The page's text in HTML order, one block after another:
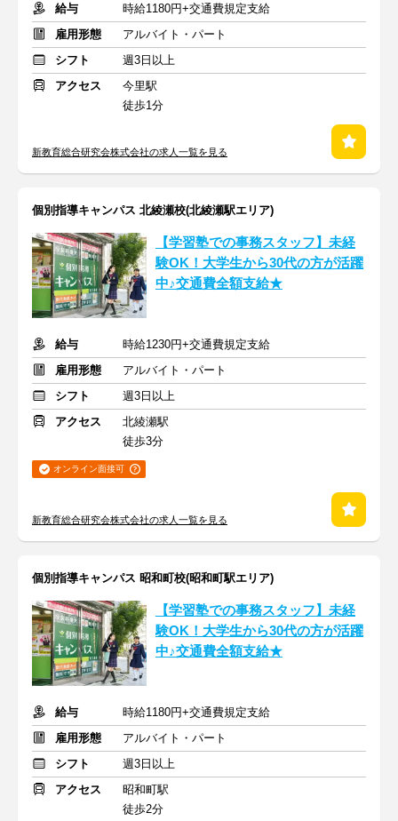
給与
時給1180円+交通費規定支給
雇用形態
アルバイト・パート
シフト
週3日以上
アクセス
今里駅
徒歩1分
新教育総合研究会株式会社の求人一覧を見る
個別指導キャンパス 北綾瀬校(北綾瀬駅エリア)
【学習塾での事務スタッフ】未経
験OK！大学生から30代の方が活躍
中♪交通費全額支給★
給与
時給1230円+交通費規定支給
雇用形態
アルバイト・パート
シフト
週3日以上
アクセス
北綾瀬駅
徒歩3分
オンライン面接可
新教育総合研究会株式会社の求人一覧を見る
個別指導キャンパス 昭和町校(昭和町駅エリア)
【学習塾での事務スタッフ】未経
験OK！大学生から30代の方が活躍
中♪交通費全額支給★
給与
時給1180円+交通費規定支給
雇用形態
アルバイト・パート
シフト
週3日以上
アクセス
昭和町駅
徒歩2分